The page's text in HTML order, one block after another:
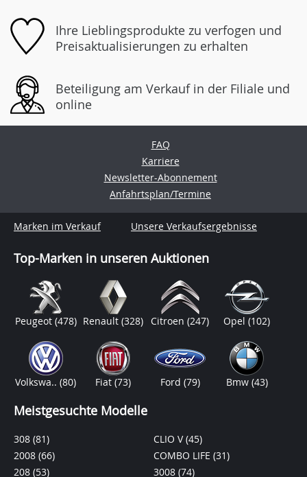
Ihre Lieblingsprodukte zu verfogen und
Preisaktualisierungen zu erhalten
Beteiligung am Verkauf in der Filiale und
online
FAQ
Karriere
Newsletter-Abonnement
Anfahrtsplan/Termine
Marken im Verkauf Unsere Verkaufsergebnisse
Top-Marken in unseren Auktionen
Peugeot (478) Renault (328) Citroen(247) Opel(102)
Volkswa..(80) Fiat (73) Ford (79) Bmw (43)
Meistgesuchte Modelle
308 (81)
2008 (66)
208 (53)
CLIO V(45)
COMBO LIFE (31)
3008 (74)